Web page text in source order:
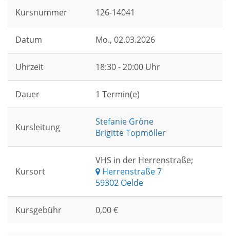
Kursnummer 126-14041
Datum Mo., 02.03.2026
Uhrzeit 18:30 - 20:00 Uhr
Dauer 1 Termin(e)
Kursleitung
Stefanie Gröne
Brigitte Topmöller
Kursort
VHS in der Herrenstraße;
Herrenstraße 7
59302 Oelde
Kursgebühr 0,00 €